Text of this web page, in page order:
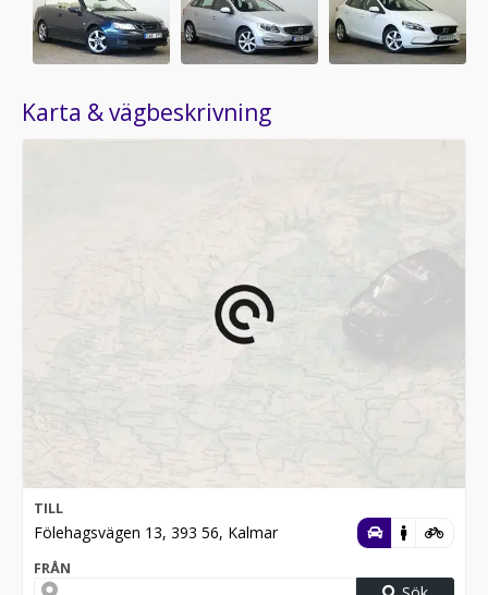
Karta & vägbeskrivning
TILL
Fölehagsvägen 13, 393 56, Kalmar
FRÅN